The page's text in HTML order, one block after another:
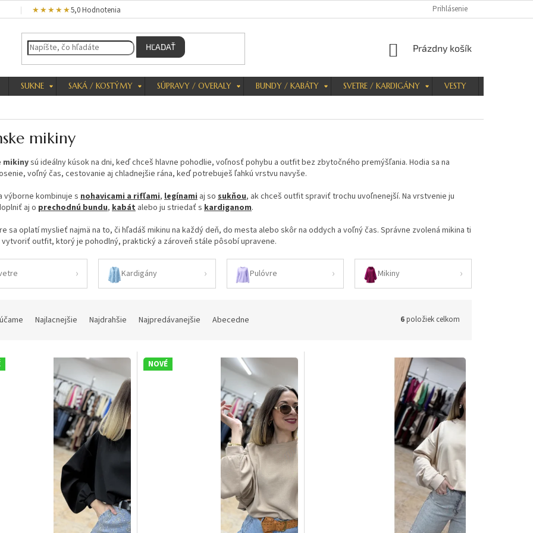
★★★★★5,0 Hodnotenia Prihlásenie
HĽADAŤ
NÁKUPNÝ
Prázdny košík
SUKNE SAKÁ / KOSTÝMY SÚPRAVY / OVERALY BUNDY / KABÁTY SVETRE / KARDIGÁNY VESTY
mikiny
mikinysú ideálny kúsok na dni, keď chceš hlavne pohodlie, voľnosť pohybu a outfit bez zbytočného premýšľania. Hodia sa na
voľný čas, cestovanie aj chladnejšie rána, keď potrebuješ ľahkú vrstvu navyše.
výborne kombinuje s nohavicami a rifľami, legínami aj so sukňou, ak chceš outfit spraviť trochu uvoľnenejší. Na vrstvenie ju
aj o prechodnú bundu, kabát alebo ju striedať s kardiganom.
sa oplatí myslieť najmä na to, či hľadáš mikinu na každý deň, do mesta alebo skôr na oddych a voľný čas. Správne zvolená mikina ti
outfit, ktorý je pohodlný, praktický a zároveň stále pôsobí upravene.
Kardigány Pulóvre Mikiny
Najlacnejšie Najdrahšie Najpredávanejšie Abecedne 6položiek celkom
NOVÉ